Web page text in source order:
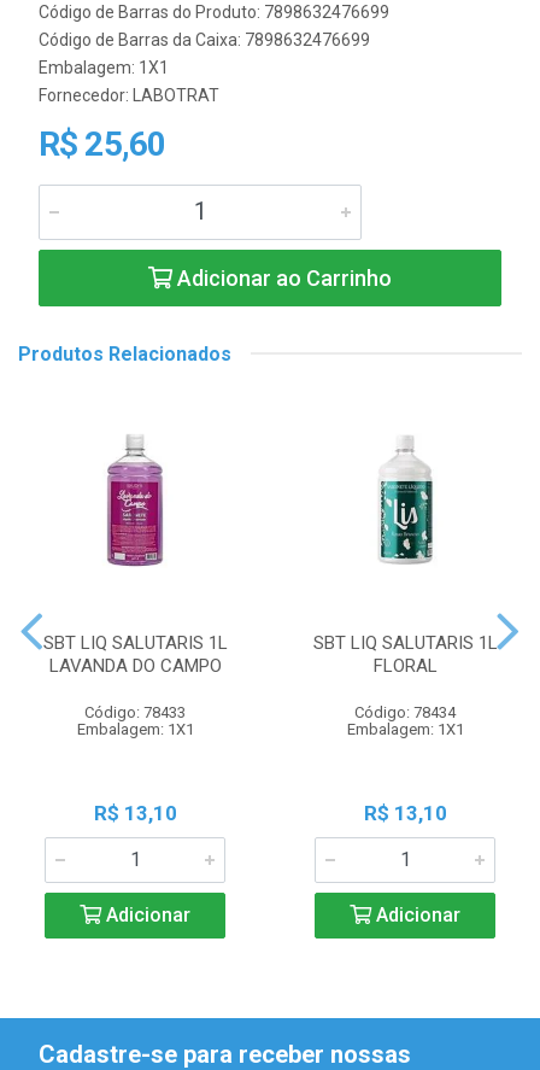
Código de Barras do Produto: 7898632476699
Código de Barras da Caixa: 7898632476699
Embalagem: 1X1
Fornecedor: LABOTRAT
R$ 25,60
Adicionar ao Carrinho
Produtos Relacionados
SBT LIQ SALUTARIS 1L
LAVANDA DO CAMPO
Código: 78433
Embalagem: 1X1
R$ 13,10
Adicionar
SBT LIQ SALUTARIS 1L
FLORAL
Código: 78434
Embalagem: 1X1
R$ 13,10
Adicionar
Cadastre-se para receber nossas